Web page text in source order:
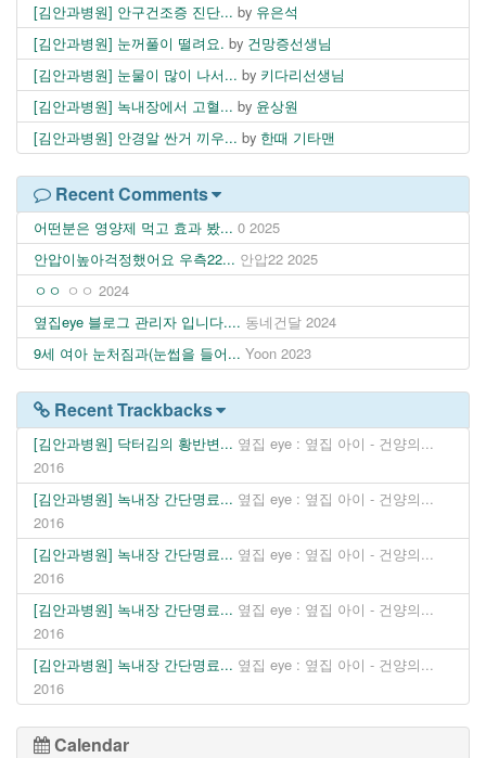
[김안과병원] 안구건조증 진단... by 유은석
[김안과병원] 눈꺼풀이 떨려요. by 건망증선생님
[김안과병원] 눈물이 많이 나서... by 키다리선생님
[김안과병원] 녹내장에서 고혈... by 윤상원
[김안과병원] 안경알 싼거 끼우... by 한때 기타맨
Recent Comments
어떤분은 영양제 먹고 효과 봤... 0 2025
안압이높아걱정했어요 우측22... 안압22 2025
ㅇㅇ ㅇㅇ 2024
옆집eye 블로그 관리자 입니다.... 동네건달 2024
9세 여아 눈처짐과(눈썹을 들어... Yoon 2023
Recent Trackbacks
[김안과병원] 닥터김의 황반변... 옆집 eye : 옆집 아이 - 건양의...
2016
[김안과병원] 녹내장 간단명료... 옆집 eye : 옆집 아이 - 건양의...
2016
[김안과병원] 녹내장 간단명료... 옆집 eye : 옆집 아이 - 건양의...
2016
[김안과병원] 녹내장 간단명료... 옆집 eye : 옆집 아이 - 건양의...
2016
[김안과병원] 녹내장 간단명료... 옆집 eye : 옆집 아이 - 건양의...
2016
Calendar